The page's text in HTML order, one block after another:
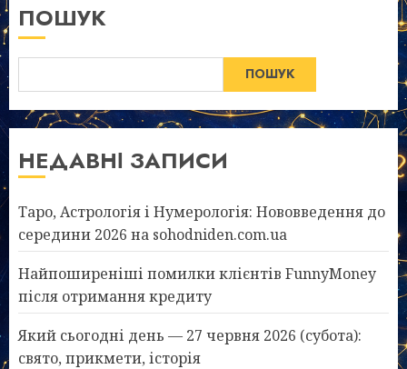
ПОШУК
ПОШУК
НЕДАВНІ ЗАПИСИ
Таро, Астрологія і Нумерологія: Нововведення до
середини 2026 на sohodniden.com.ua
Найпоширеніші помилки клієнтів FunnyMoney
після отримання кредиту
Який сьогодні день — 27 червня 2026 (субота):
свято, прикмети, історія